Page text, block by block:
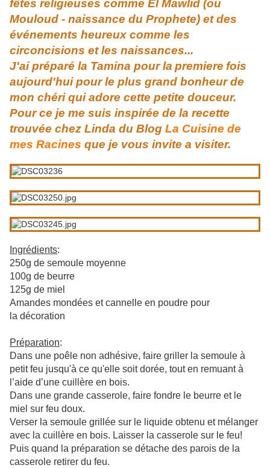
fêtes religieuses comme El Mawlid (ou
Mouloud - naissance du Prophete) et des
événements heureux comme les
circoncisions et les naissances...
J'ai préparé la Tamina pour la premiere fois
aujourd'hui pour le plus grand bonheur de
mon chéri qui adore cette petite douceur.
Pour ce je me suis inspirée de la recette
trouvée chez Linda du Blog La Cuisine de
mes Racines que je vous invite a visiter.
Ingrédients:
250g de semoule moyenne
100g de beurre
125g de miel
Amandes mondées et cannelle en poudre pour
la décoration
Préparation:
Dans une poêle non adhésive, faire griller la semoule à
petit feu jusqu'à ce qu'elle soit dorée, tout en remuant à
l’aide d’une cuillère en bois.
Dans une grande casserole, faire fondre le beurre et le
miel sur feu doux.
Verser la semoule grillée sur le liquide obtenu et mélanger
avec la cuillère en bois. Laisser la casserole sur le feu!
Puis quand la préparation se détache des parois de la
casserole retirer du feu.